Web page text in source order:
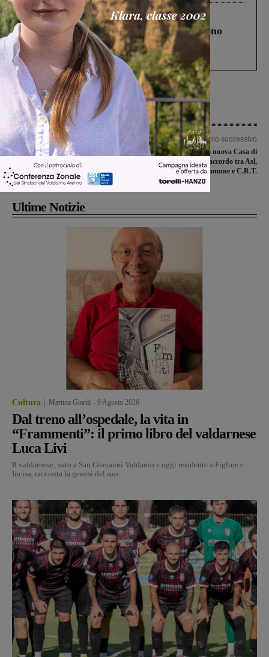
Cronaca 4 Agosto 2026
Un anno fa la strage in A1 in cui morirono
Gianni, Giulia e Franco. Lo schianto, il
processo, lo stop ai sorpassi fra tir....
Articolo precedente
Parlamentarie M5S, pubblicati i
risultati. Donella Bonciani è candidata
al Senato
Articolo successivo
Al via l’iter per la nuova Casa di
Comunità: siglato l’accordo tra Asl,
Comune e C.R.T.
Ultime Notizie
Cultura Martina Giardi 9 Agosto 2026
Dal treno all’ospedale, la vita in
“Frammenti”: il primo libro del valdarnese
Luca Livi
Il valdarnese, nato a San Giovanni Valdarno e oggi residente a Figline e
Incisa, racconta la genesi del suo...